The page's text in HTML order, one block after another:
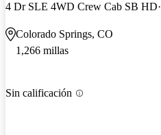
4 Dr SLE 4WD Crew Cab SB HD
Colorado Springs, CO
1,266 millas
Sin calificación